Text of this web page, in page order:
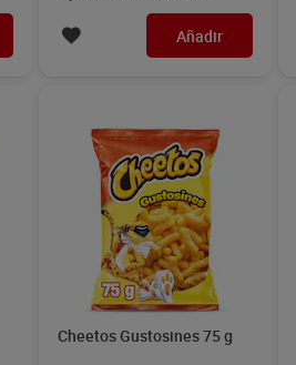
Añadir
Cheetos Gustosines 75 g